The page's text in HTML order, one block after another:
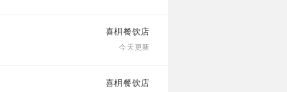
喜枂餐饮店
今天更新
喜枂餐饮店